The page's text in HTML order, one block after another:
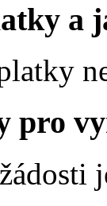
a
pro